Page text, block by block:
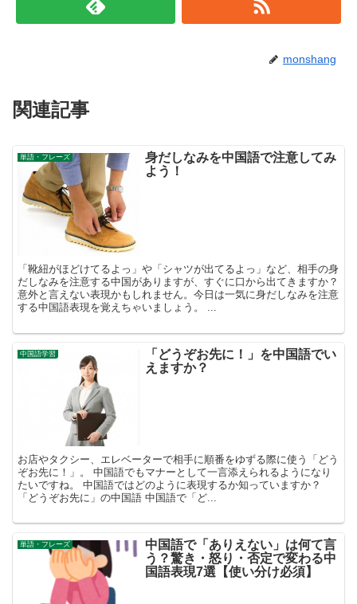
monshang
関連記事
単語・フレーズ
身だしなみを中国語で注意してみ
よう！
「靴紐がほどけてるよっ」や「シャツが出てるよっ」など、相手の身
だしなみを注意する中国がありますが、すぐに口から出てきますか？
意外と言えない表現かもしれません。今日は一気に身だしなみを注意
する中国語表現を覚えちゃいましょう。 ...
中国語学習
「どうぞお先に！」を中国語でい
えますか？
お店やタクシー、エレベーターで相手に順番をゆずる際に使う「どう
ぞお先に！」。 中国語でもマナーとして一言添えられるようになり
たいですね。 中国語ではどのように表現するか知っていますか？
「どうぞお先に」の中国語 中国語で「ど...
単語・フレーズ
中国語で「ありえない」は何て言
う？驚き・怒り・否定で変わる中
国語表現7選【使い分け必須】